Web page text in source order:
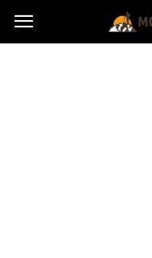
MojPodroznik.pl